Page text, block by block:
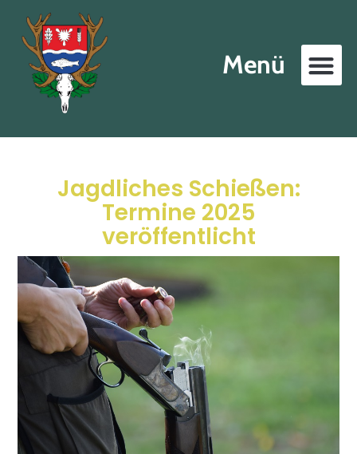
Menü
Jagdliches Schießen:
Termine 2025
veröffentlicht